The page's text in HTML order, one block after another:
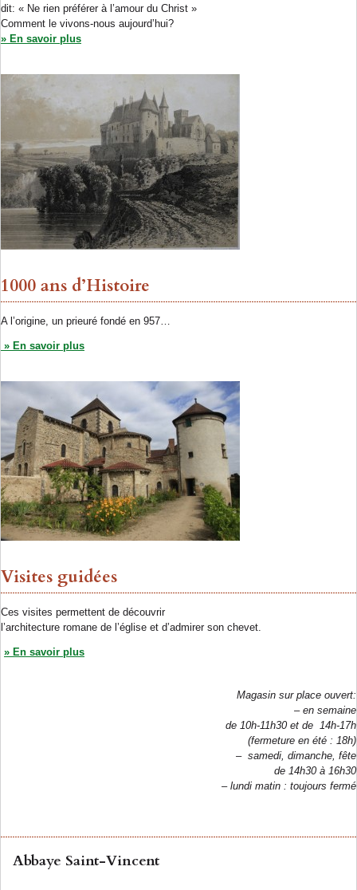
dit: « Ne rien préférer à l’amour du Christ »
Comment le vivons-nous aujourd’hui?
» En savoir plus
1000 ans d’Histoire
A l’origine, un prieuré fondé en 957…
» En savoir plus
Visites guidées
Ces visites permettent de découvrir
l’architecture romane de l’église et d’admirer son chevet.
» En savoir plus
Magasin sur place ouvert:
– en semaine
de 10h-11h30 et de
14h-17h
(fermeture en été : 18h)
– samedi, dimanche, fête
de 14h30 à 16h30
– lundi matin : toujours fermé
Abbaye Saint-Vincent